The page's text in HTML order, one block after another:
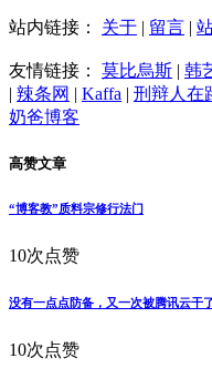
站内链接： 关于 | 留言 |
友情链接： 莫比烏斯 | 韩
| 辣条网 | Kaffa | 刑辩人在
奶爸博客
高赞文章
“博客教”质料宗修行法门
10次点赞
没有一点点防备，又一次被腾讯云干
10次点赞